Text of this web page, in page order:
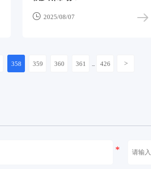
 2025/08/07
358 359 360 361 ... 426 >